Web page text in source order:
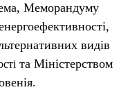
Меморандуму
видів
та Міністерством